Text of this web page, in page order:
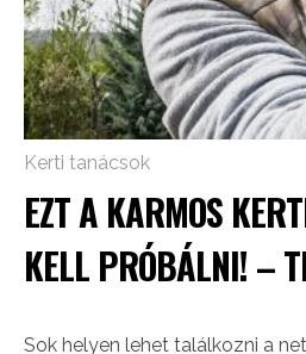
Kerti tanácsok
EZT A KARMOS
KELL PRÓBÁLNI! –
Sok helyen lehet találkozni a